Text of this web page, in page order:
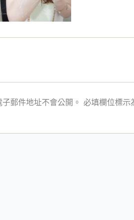
郵件地址不會公開。 必填欄位標